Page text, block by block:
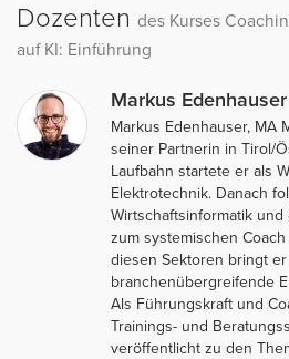
Dozenten des Kurses
auf KI: Einführung
Markus Edenhauser
Markus Edenhauser, MA
seiner Partnerin in Tirol/
Laufbahn startete er als
Elektrotechnik. Danach
Wirtschaftsinformatik
zum systemischen
diesen Sektoren bringt
branchenübergreifende
Als Führungskraft und
Trainings- und
veröffentlicht zu den